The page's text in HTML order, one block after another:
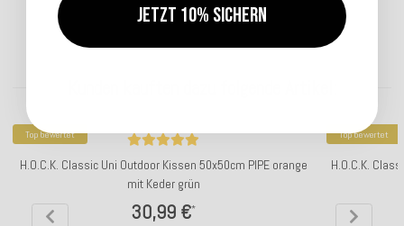
Top bewertet
H.O.C.K. Classic Uni Outdoor Kissen 50x50cm PIPE orange
mit Keder grün
30,99 €*
Top bewertet
H.O.C.K.
Jetzt 10% sichern